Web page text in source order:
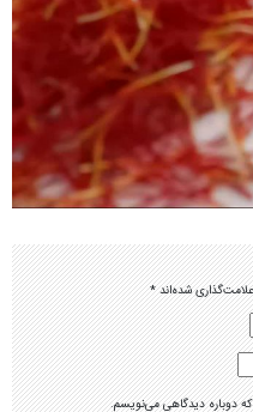
شده‌اند*
دوباره دیدگاهی می‌نویسم.